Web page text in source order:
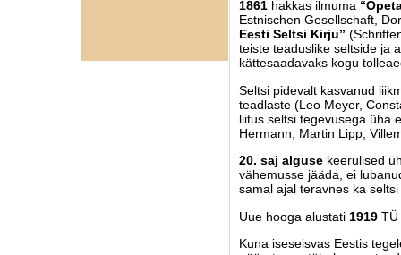
1861 hakkas ilmuma
Estnischen Gesellschaft,
Eesti Seltsi Kirju”
teiste teaduslike seltside ja
kättesaadavaks kogu
Seltsi pidevalt kasvanud
teadlaste (Leo Meyer,
liitus seltsi tegevusega üha
Hermann, Martin Lipp,
20. saj alguse keerulised
vähemusse jääda, ei
samal ajal teravnes ka
Uue hooga alustati 1919 TÜ
Kuna iseseisvas Eestis